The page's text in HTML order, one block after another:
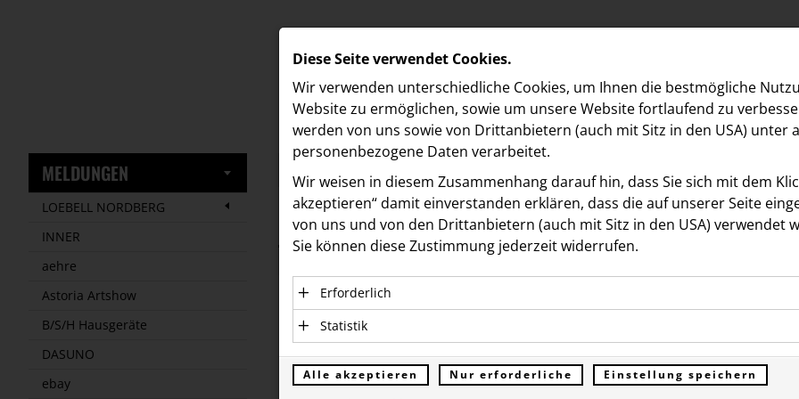
MELDUNGEN
LOEBELL NORDBERG
INNER
aehre
Astoria Artshow
B/S/H Hausgeräte
DASUNO
ebay
Meldungen /
12.09.2024
Drei Jahrzehnte Transformation
und Unternehmenssteuerung:
Diese Seite verwendet Cookies.
Wir verwenden unterschiedliche Cookies, um Ihnen die best­mögliche
Website zu ermöglichen, sowie um unsere Website fortlaufend zu
werden von uns sowie von Drittanbietern (auch mit Sitz in den USA) unter
personenbezogene Daten verarbeitet.
Wir weisen in diesem Zusammenhang darauf hin, dass Sie sich mit dem
akzeptieren“ damit ein­ver­standen erklären, dass die auf unserer Seite
von uns und von den Drittanbietern (auch mit Sitz in den USA) verwendet
Sie können diese Zustimmung jederzeit widerrufen.
Erforderlich
Essenzielle Cookies ermöglichen grundlegende Funktionen und sind für
einwandfreie Funktion der Website erforderlich. Diese Cookies
personenbezogenen Daten und werden an keine Dritten übermittelt.
Statistik
Statistik Cookies erfassen Informationen anonym. Diese Informationen
verstehen, wie unsere Besucher unsere Website nutzen.
Alle akzeptieren Nur erforderliche Einstellung speichern